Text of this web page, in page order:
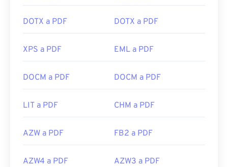
DOTX a PDF DOTX a PDF
XPS a PDF EML a PDF
DOCM a PDF DOCM a PDF
LIT a PDF CHM a PDF
AZW a PDF FB2 a PDF
AZW4 a PDF AZW3 a PDF